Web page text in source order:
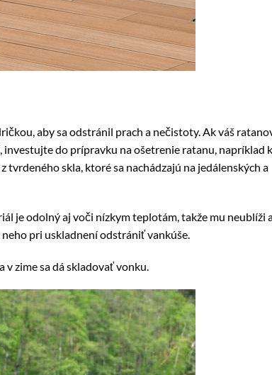
aby sa odstránil prach a nečistoty. Ak váš
do prípravku na ošetrenie ratanu, napríklad
skla, ktoré sa nachádzajú na jedálenských a
je odolný aj voči nízkym teplotám, takže mu neublíži
pri uskladnení odstrániť vankúše.
v zime sa dá skladovať vonku.